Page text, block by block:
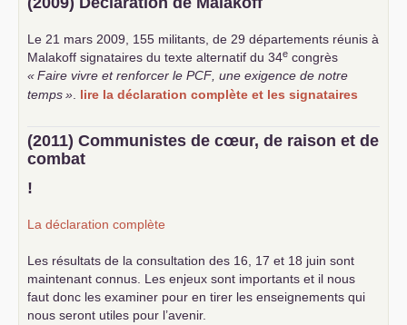
Le 21 mars 2009, 155 militants, de 29 départements réunis à
Malakoff signataires du texte alternatif du 34e congrès
«Faire vivre et renforcer le PCF , une exigence de notre
temps» lire la déclaration complète et les signataires
(2011) Communistes de cœur, de raison et de
combat
!
La déclaration complète
Les résultats de la consultation des 16, 17 et 18 juin sont
maintenant connus. Les enjeux sont importants et il nous
faut donc les examiner pour en tirer les enseignements qui
nous seront utiles pour l’avenir.